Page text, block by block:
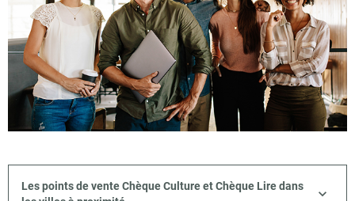
Les points de vente Chèque Culture et Chèque Lire dans